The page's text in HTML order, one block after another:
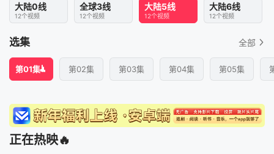
大陆0线
12个视频
全球3线
12个视频
大陆5线
12个视频
大陆6线
12个视频
选集 全部
第01集 第02集 第03集 第04集 第05集
正在热映🔥